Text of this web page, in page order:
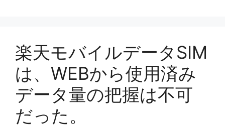
楽天モバイルデータSIM
は、WEBから使用済み
データ量の把握は不可
だった。